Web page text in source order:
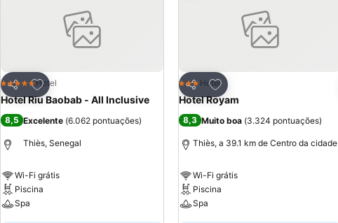
Partilhar
Adicionar aos favoritos
5 EstrelasHotel
Hotel Riu Baobab - All Inclusive
8,5 Excelente (6.062 pontuações)
Thiès, Senegal
Wi-Fi grátis
Piscina
Spa
Partilhar
Adicionar aos favoritos
3 Estrelas
Hotel
Hotel Royam
8,3 Muito boa (3.324 pontuações)
Thiès, a 39.1 km de Centro da cidade
Wi-Fi grátis
Piscina
Spa